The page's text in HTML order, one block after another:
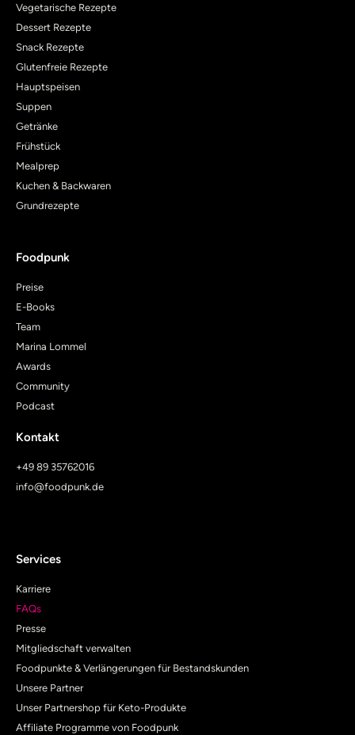
Vegetarische Rezepte
Dessert Rezepte
Snack Rezepte
Glutenfreie Rezepte
Hauptspeisen
Suppen
Getränke
Frühstück
Mealprep
Kuchen & Backwaren
Grundrezepte
Foodpunk
Preise
E-Books
Team
Marina Lommel
Awards
Community
Podcast
Kontakt
+49 89 35762016
info@foodpunk.de
Services
Karriere
FAQs
Presse
Mitgliedschaft verwalten
Foodpunkte & Verlängerungen für Bestandskunden
Unsere Partner
Unser Partnershop für Keto-Produkte
Affiliate Programme von Foodpunk